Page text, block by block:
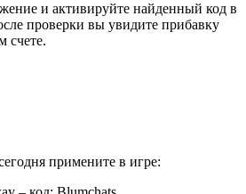
и активируйте найденный код в
проверки вы увидите прибавку
счете.
примените в игре: